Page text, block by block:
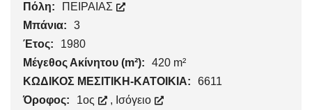
Πόλη:
ΠΕΙΡΑΙΑΣ
Μπάνια:
3
Έτος:
1980
Μέγεθος Ακίνητου (m²):
420 m²
ΚΩΔΙΚΟΣ ΜΕΣΙΤΙΚΗ-ΚΑΤΟΙΚΙΑ:
6611
Όροφος:
1ος , Ισόγειο